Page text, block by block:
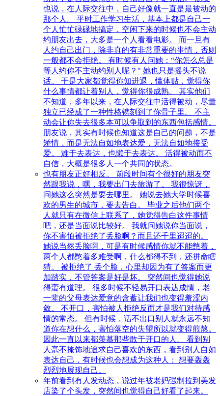
也说，在人际交往中，自己好像就一直是最被动的
那个人。 平时工作学习生活，基本上都是自己一
个人忙忙碌碌地搞定，空闲下来的时候也不会主动
约朋友出去，大多是一个人看看电影。 而一旦有
人约自己出门，除非真的有非常重要的事情，否则
一般都不会拒绝。 有时候有人问她：“你怎么总是
等人约你不主动约别人呢？" 她也只是摇头不说
话。 于是大家都觉得你知进退，懂体贴，觉得你
什么事情都让着别人，觉得你很成熟。 其实他们
不知道，多年以来，在人际交往中活得被动，尽量
独立已经成了一种性格镌刻到了你骨子里。 不主
动会让你失去很多本可以争取到的东西包括感情。
朋友说，其实有时候也知道这是自己的问题，不是
矫情，而是无法自如地表达爱，无法自如地接受
爱。 难于去表达，也懒于去表达。 活得被动而不
自信，大概是很多人一个共同的状态。
也有朋友正好相反。 前段时间有个很好的朋友突
然跟我说，嘿，我要出门去旅游了。 我很惊讶，
问她这么突然是要去哪里。 她说去她大学时候喜
欢的男生的城市，要去告白。 毕业之后他们两个
人就只有在微信上联系了，她觉得告白这件事情
吧，还是当面说比较好。 我就问她说你当面说，
你不害怕被拒绝了丢脸啊？而且还千里迢迢的。
她说当然丢脸啊，可是有时候感情你就不能憋着，
两个人都憋着多难受啊，什么都得不到，还拼命瞎
猜。 被拒绝了 丢个脸，心里却因为有了答案而更
加踏实，不管答案是好是坏。 突然间也觉得她说
得蛮有道理。 很多时候不轻易开口表达成情，老
一辈的父母表达爱意的含蓄让我们也变得羞涩内
敛。 不开口，害怕被人拒绝反而才是我们对待感
情的常态。 但有时候，话不出口别人就永远不知
道你在想什么，害怕落空的失望所以就变得煎熬。
因此一直以来都羡慕那些敢于开口的人。 看到别
人毫不掩饰地追求自己喜欢的东西，看到别人自如
表达自己，有时候也会想成为这种人： 想要轰轰
烈烈地展现自己。
年前看到有人发动态，说过年被老妈强制拉到美发
店染了个头发，突然间也觉得自己好看了起来。